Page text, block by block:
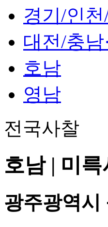
경기/인천
대전/충남
호남
영남
전국사찰
호남 | 미륵
광주광역